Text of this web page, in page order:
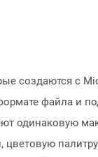
создаются с
файла и
одинаковую